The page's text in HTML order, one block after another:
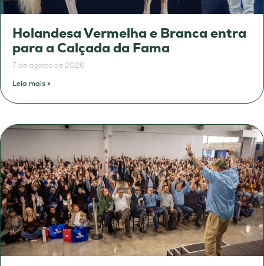
Holandesa Vermelha e Branca entra
para a Calçada da Fama
7 de agosto de 2026
Leia mais »